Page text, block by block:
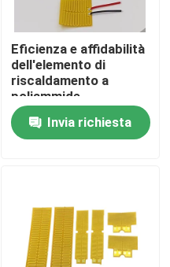
Eficienza e affidabilità
dell'elemento di
riscaldamento a
poliammide
Invia richiesta